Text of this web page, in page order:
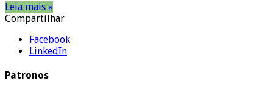
Leia mais »
Compartilhar
Facebook
LinkedIn
Patronos